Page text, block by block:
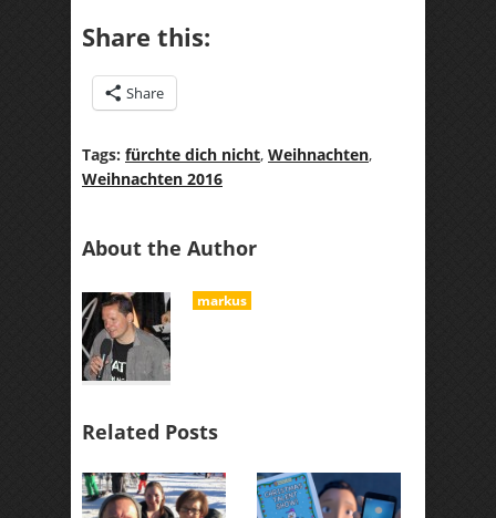
Share this:
Share
Tags: fürchte dich nicht, Weihnachten,
Weihnachten 2016
About the Author
markus
Related Posts